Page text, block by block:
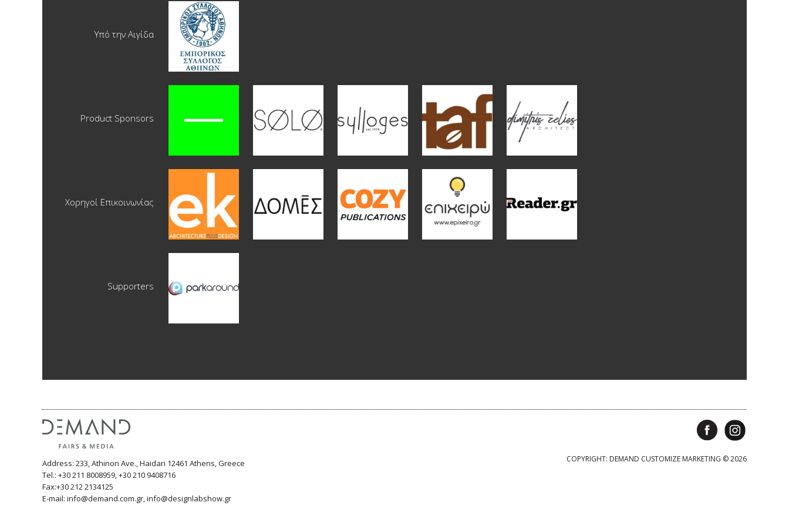
Υπό την Αιγίδα
Product Sponsors
Χορηγοί Επικοινωνίας
Supporters
Address: 233, Athinon Ave., Haidari 12461 Athens, Greece
Tel.: +30 211 8008959, +30 210 9408716
Fax:+30 212 2134125
E-mail: info@demand.com.gr, info@designlabshow.gr
COPYRIGHT: DEMAND CUSTOMIZE MARKETING © 2026